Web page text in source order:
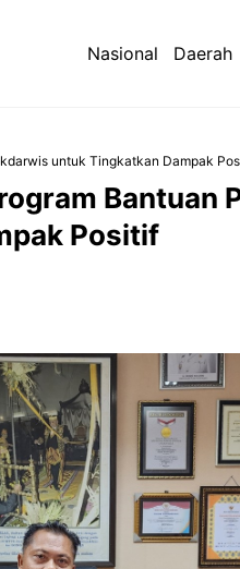
Nasional Daerah
untuk Tingkatkan Dampak
Bantuan
Positif